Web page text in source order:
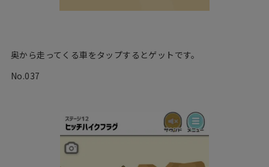
奥から走ってくる車をタップするとゲットです。
No.037